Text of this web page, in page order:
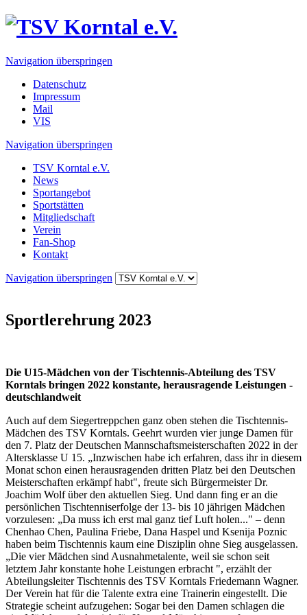
Navigation überspringen
Datenschutz
Impressum
Mail
VIS
Navigation überspringen
TSV Korntal e.V.
News
Sportangebot
Sportstätten
Mitgliedschaft
Verein
Fan-Shop
Kontakt
Navigation überspringen
Sportlerehrung 2023
Die U15-Mädchen von der Tischtennis-Abteilung des TSV
Korntals bringen 2022 konstante, herausragende Leistungen -
deutschlandweit
Auch auf dem Siegertreppchen ganz oben stehen die Tischtennis-
Mädchen des TSV Korntals. Geehrt wurden vier junge Damen für
den 7. Platz der Deutschen Mannschaftsmeisterschaften 2022 in der
Altersklasse U 15. „Inzwischen habe ich erfahren, dass ihr in diesem
Monat schon einen herausragenden dritten Platz bei den Deutschen
Meisterschaften erkämpf habt", freute sich Bürgermeister Dr.
Joachim Wolf über den aktuellen Sieg. Und dann fing er an die
persönlichen Tischtenniserfolge der 13- bis 10 jährigen Mädchen
vorzulesen: „Da muss ich erst mal ganz tief Luft holen..." – denn
Chenhao Chen, Paulina Friebe, Dana Haspel und Ksenija Poznic
haben beim Tischtennis kaum eine Disziplin ohne Sieg ausgelassen.
„Die vier Mädchen sind Ausnahmetalente, weil sie schon seit
letztem Jahr konstante hohe Leistungen erbracht ", erzählt der
Abteilungsleiter Tischtennis des TSV Korntals Friedemann Wagner.
Der Verein hat für die Talente extra eine Trainerin eingestellt. Die
Strategie scheint aufzugehen: Sogar bei den Damen schlagen die